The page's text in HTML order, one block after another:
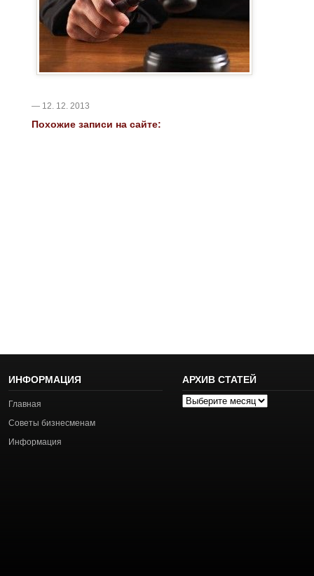
— 12. 12. 2013
Похожие записи на сайте:
ИНФОРМАЦИЯ
Главная
Советы бизнесменам
Информация
АРХИВ СТАТЕЙ
Архив